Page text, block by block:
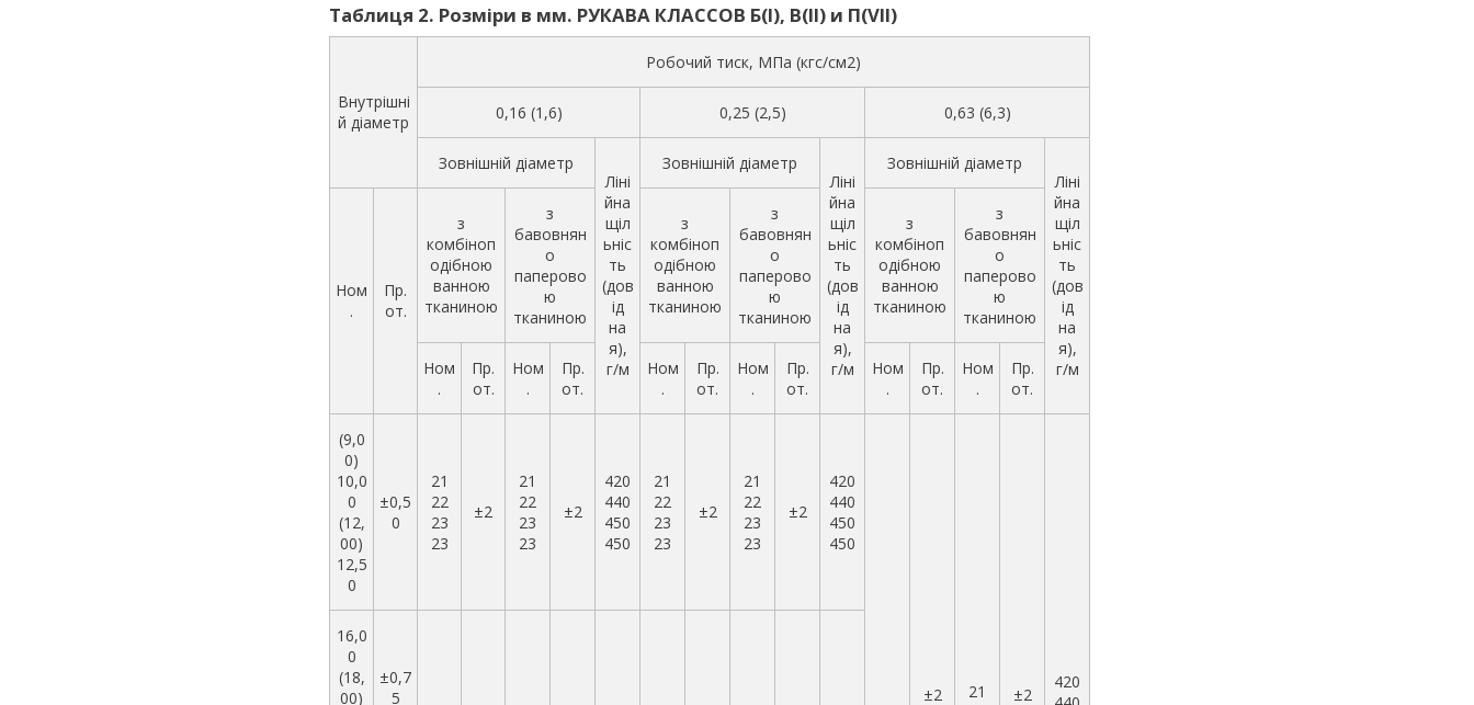
Таблиця 2. Розміри в мм. РУКАВА КЛАССОВ Б(I), В(II) и П(VII)
Внутрішні
й діаметр
Робочий тиск, МПа (кгс/см2)
0,16 (1,6) 0,25 (2,5) 0,63 (6,3)
Зовнішній діаметр
Ліні
йна
щіл
ьніс
ть
(дов
ід
на
я),
г/м
Зовнішній діаметр
Ліні
йна
щіл
ьніс
ть
(дов
ід
на
я),
г/м
Зовнішній діаметр
Ліні
йна
щіл
ьніс
ть
(дов
ід
на
я),
г/м
Ном
.
Пр.
от.
з
комбіноп
одібною
ванною
тканиною
з
бавовнян
о
паперово
ю
тканиною
з
комбіноп
одібною
ванною
тканиною
з
бавовнян
о
паперово
ю
тканиною
з
комбіноп
одібною
ванною
тканиною
з
бавовнян
о
паперово
ю
тканиною
Ном
.
Пр.
от.
Ном
.
Пр.
от.
Ном
.
Пр.
от.
Ном
.
Пр.
от.
Ном
.
Пр.
от.
Ном
.
Пр.
от.
(9,0
0)
10,0
0
(12,
00)
12,5
0
±0,5
0
21
22
23
23
±2
21
22
23
23
±2
420
440
450
450
21
22
23
23
±2
21
22
23
23
±2
420
440
450
450
±2
21
±2
420
16,0
0
(18,
00)
±0,7
5